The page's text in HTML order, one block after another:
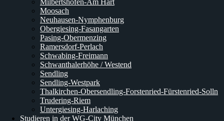
Moosach
Neuhausen-Nymphenburg
Obergiesing-Fasangarten
Pasing-Obermenzing
Ramersdorf-Perlach
Schwabing-Freimann
Schwanthalerhöhe / Westend
Sendling
Sendling-Westpark
Thalkirchen-Obersendling-Forstenried-Fürstenried-Solln
Trudering-Riem
Untergiesing-Harlaching
Studieren in der WG-City München